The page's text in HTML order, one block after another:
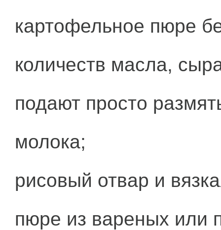
картофельное пюре
количеств масла,
подают просто
молока;
рисовый отвар и
пюре из вареных или